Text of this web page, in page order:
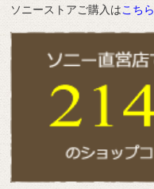
ソニーストアご購入はこちら